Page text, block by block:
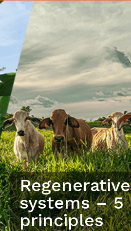
Regenerative
systems – 5
principles